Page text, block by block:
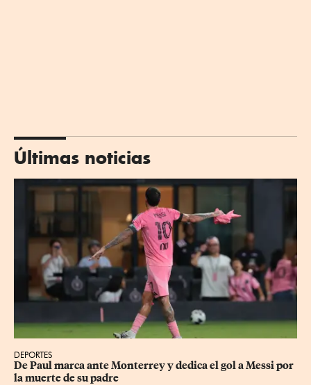
Últimas noticias
DEPORTES
De Paul marca ante Monterrey y dedica el gol a Messi por
la muerte de su padre